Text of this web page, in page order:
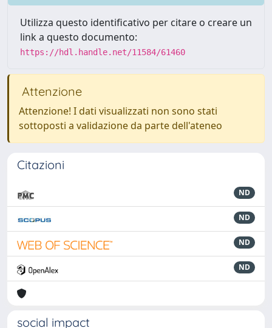
Utilizza questo identificativo per citare o creare un
link a questo documento:
https://hdl.handle.net/11584/61460
Attenzione
Attenzione! I dati visualizzati non sono stati
sottoposti a validazione da parte dell'ateneo
Citazioni
ND
ND
ND
ND
social impact